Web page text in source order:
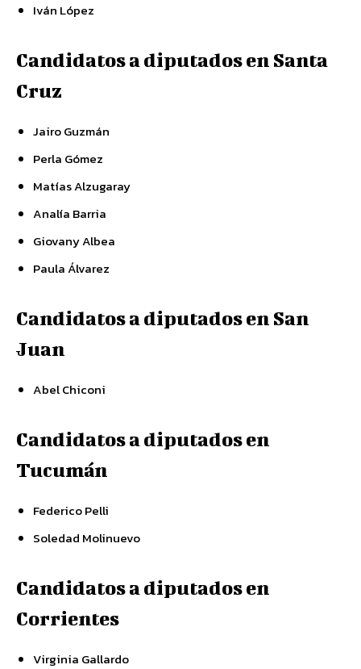
Iván López
Candidatos a diputados en Santa
Cruz
Jairo Guzmán
Perla Gómez
Matías Alzugaray
Analía Barria
Giovany Albea
Paula Álvarez
Candidatos a diputados en San
Juan
Abel Chiconi
Candidatos a diputados en
Tucumán
Federico Pelli
Soledad Molinuevo
Candidatos a diputados en
Corrientes
Virginia Gallardo